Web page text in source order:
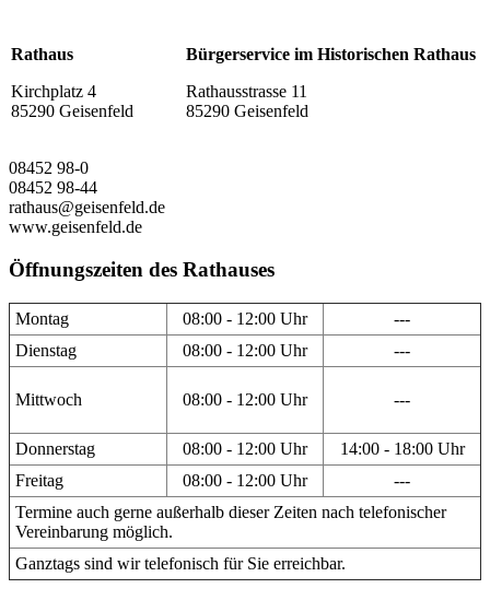
Rathaus
Kirchplatz 4
85290 Geisenfeld
Bürgerservice im Historischen Rathaus
Rathausstrasse 11
85290 Geisenfeld
08452 98-0
08452 98-44
rathaus@geisenfeld.de
www.geisenfeld.de
Öffnungszeiten des Rathauses
Montag 08:00 - 12:00 Uhr
---
Dienstag
08:00 - 12:00 Uhr ---
Mittwoch 08:00 - 12:00 Uhr ---
Donnerstag 08:00 - 12:00 Uhr
14:00 - 18:00 Uhr
Freitag
08:00 - 12:00 Uhr
---
Termine auch gerne außerhalb dieser Zeiten nach telefonischer
Vereinbarung möglich.
Ganztags sind wir telefonisch für Sie erreichbar.